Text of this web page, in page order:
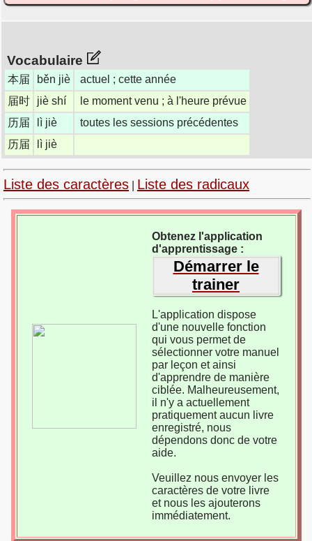
Vocabulaire
本届 běn jiè
actuel ; cette année
届时
jiè shí
le moment venu ; à l'heure prévue
历届
lì jiè
toutes les sessions précédentes
历届
lì jiè
Liste des caractères Liste des radicaux
Obtenez l'application
d'apprentissage :
Démarrer le
trainer
L'application dispose
d'une nouvelle fonction
qui vous permet de
sélectionner votre manuel
par leçon et ainsi
d'apprendre de manière
ciblée. Malheureusement,
il n'y a actuellement
pratiquement aucun livre
enregistré, nous
dépendons donc de votre
aide.
Veuillez nous envoyer les
caractères de votre livre
et nous les ajouterons
immédiatement.